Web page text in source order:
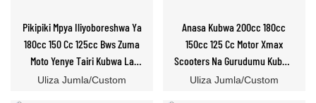
Pikipiki Mpya Iliyoboreshwa Ya
180cc 150 Cc 125cc Bws Zuma
Moto Yenye Tairi Kubwa La
Inchi 12
Uliza Jumla/Custom
Anasa Kubwa 200cc 180cc
150cc 125 Cc Motor Xmax
Scooters Na Gurudumu Kubwa
La Inchi 13
Uliza Jumla/Custom